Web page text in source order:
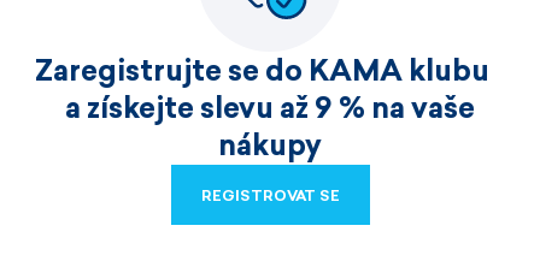
Zaregistrujte se do KAMA klubu
a získejte slevu až 9 % na vaše
nákupy
REGISTROVAT SE